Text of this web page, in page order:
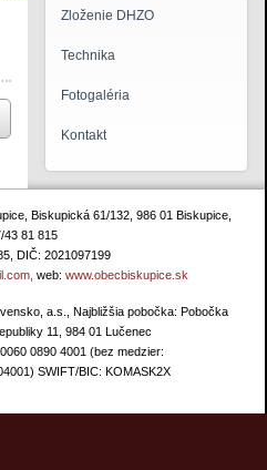
Zloženie DHZO
Technika
Fotogaléria
Kontakt
Biskupická 61/132, 986 01 Biskupice,
43 81 815
DIČ: 2021097199
web: www.obecbiskupice.sk
a.s., Najbližšia pobočka: Pobočka
11, 984 01 Lučenec
0890 4001 (bez medzier:
SWIFT/BIC: KOMASK2X